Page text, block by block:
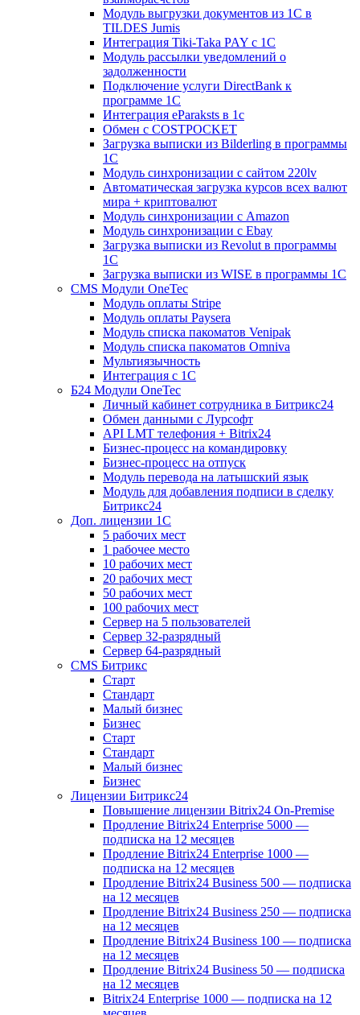
Модуль выгрузки документов из 1С в
TILDES Jumis
Интеграция Tiki-Taka PAY с 1С
Модуль рассылки уведомлений о
задолженности
Подключение услуги DirectBank к
программе 1С
Интеграция eParaksts в 1с
Обмен с COSTPOCKET
Загрузка выписки из Bilderling в программы
1C
Модуль синхронизации с сайтом 220lv
Автоматическая загрузка курсов всех валют
мира + криптовалют
Модуль синхронизации с Amazon
Модуль синхронизации с Ebay
Загрузка выписки из Revolut в программы
1C
Загрузка выписки из WISE в программы 1C
CMS Модули OneTec
Модуль оплаты Stripe
Модуль оплаты Paysera
Модуль списка пакоматов Venipak
Модуль списка пакоматов Omniva
Мультиязычность
Интеграция с 1С
Б24 Модули OneTec
Личный кабинет сотрудника в Битрикс24
Обмен данными с Лурсофт
API LMT телефония + Bitrix24
Бизнес-процесс на командировку
Бизнес-процесс на отпуск
Модуль перевода на латышский язык
Модуль для добавления подписи в сделку
Битрикс24
Доп. лицензии 1С
5 рабочих мест
1 рабочее место
10 рабочих мест
20 рабочих мест
50 рабочих мест
100 рабочих мест
Сервер на 5 пользователей
Сервер 32-разрядный
Сервер 64-разрядный
CMS Битрикс
Старт
Стандарт
Малый бизнес
Бизнес
Старт
Стандарт
Малый бизнес
Бизнес
Лицензии Битрикс24
Повышение лицензии Bitrix24 On-Premise
Продление Bitrix24 Enterprise 5000 —
подписка на 12 месяцев
Продление Bitrix24 Enterprise 1000 —
подписка на 12 месяцев
Продление Bitrix24 Business 500 — подписка
на 12 месяцев
Продление Bitrix24 Business 250 — подписка
на 12 месяцев
Продление Bitrix24 Business 100 — подписка
на 12 месяцев
Продление Bitrix24 Business 50 — подписка
на 12 месяцев
Bitrix24 Enterprise 1000 — подписка на 12